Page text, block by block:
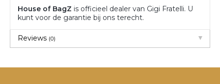
House of BagZ is officieel dealer van Gigi Fratelli. U
kunt voor de garantie bij ons terecht.
Reviews (0)